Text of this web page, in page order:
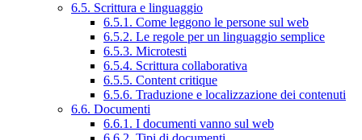
6.5. Scrittura e linguaggio
6.5.1. Come leggono le persone sul web
6.5.2. Le regole per un linguaggio semplice
6.5.3. Microtesti
6.5.4. Scrittura collaborativa
6.5.5. Content critique
6.5.6. Traduzione e localizzazione dei contenuti
6.6. Documenti
6.6.1. I documenti vanno sul web